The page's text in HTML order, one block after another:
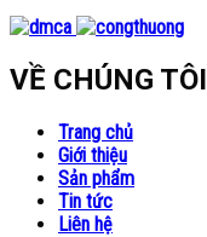
VỀ CHÚNG TÔI
Trang chủ
Giới thiệu
Sản phẩm
Tin tức
Liên hệ